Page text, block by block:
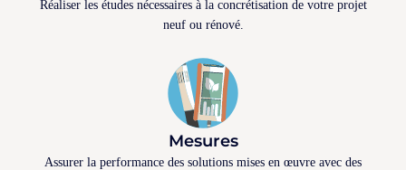
Réaliser les études nécessaires à la concrétisation de votre projet
neuf ou rénové.
Mesures
Assurer la performance des solutions mises en œuvre avec des